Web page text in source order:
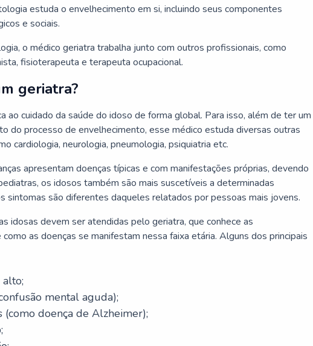
estuda o envelhecimento em si, incluindo seus componentes
e sociais.
o médico geriatra trabalha junto com outros profissionais, como
fisioterapeuta e terapeuta ocupacional.
geriatra?
ao cuidado da saúde do idoso de forma global. Para isso, além de ter um
do processo de envelhecimento, esse médico estuda diversas outras
cardiologia, neurologia, pneumologia, psiquiatria etc.
apresentam doenças típicas e com manifestações próprias, devendo
os idosos também são mais suscetíveis a determinadas
sintomas são diferentes daqueles relatados por pessoas mais jovens.
idosas devem ser atendidas pelo geriatra, que conhece as
as doenças se manifestam nessa faixa etária. Alguns dos principais
mental aguda);
(como doença de Alzheimer);